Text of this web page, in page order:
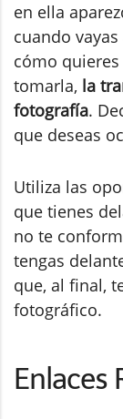
en ella
cuando
cómo
tomarla, la
fotografía.
que deseas
Utiliza las
que tienes
no te
tengas
que, al final,
fotográfico.
Enlaces